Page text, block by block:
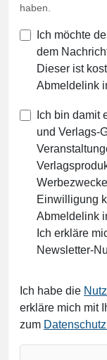
haben.
Ich möchte
dem
Dieser ist
Abmeldelink
Ich bin damit
und Verlags-
Einwilligung
Abmeldelink
Ich erkläre
Newsletter-
Ich habe die
erkläre mich mit
zum